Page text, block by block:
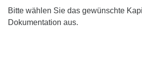
Bitte wählen Sie das gewünschte
Dokumentation aus.